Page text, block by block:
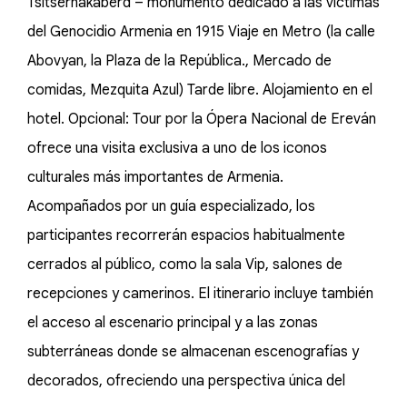
del Genocidio Armenia en 1915 Viaje en Metro (la calle
Abovyan, la Plaza de la República., Mercado de
comidas, Mezquita Azul) Tarde libre. Alojamiento en el
hotel. Opcional: Tour por la Ópera Nacional de Ereván
ofrece una visita exclusiva a uno de los iconos
culturales más importantes de Armenia.
Acompañados por un guía especializado, los
participantes recorrerán espacios habitualmente
cerrados al público, como la sala Vip, salones de
recepciones y camerinos. El itinerario incluye también
el acceso al escenario principal y a las zonas
subterráneas donde se almacenan escenografías y
decorados, ofreciendo una perspectiva única del